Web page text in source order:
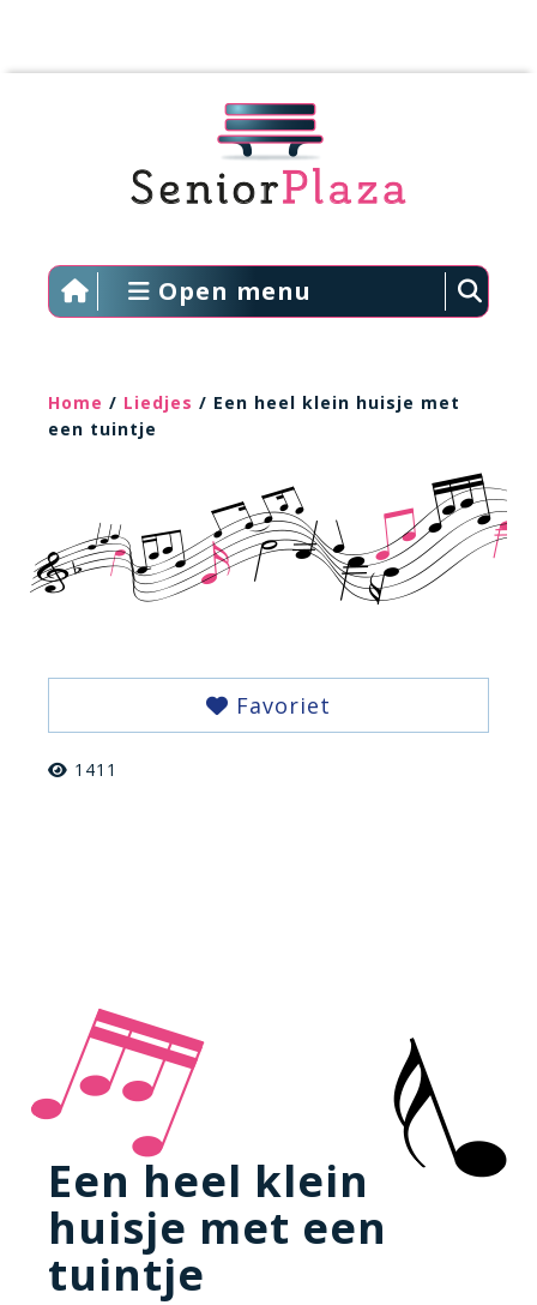
Open menu
Home / Liedjes / Een heel klein huisje met
een tuintje
Favoriet
1411
Een heel klein
huisje met een
tuintje